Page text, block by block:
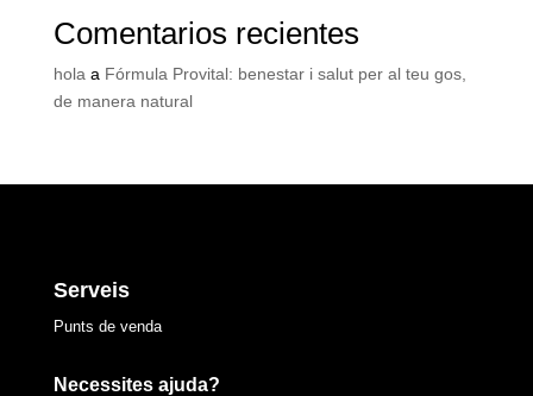
Comentarios recientes
hola a Fórmula Provital: benestar i salut per al teu gos,
de manera natural
Serveis
Punts de venda
Necessites ajuda?